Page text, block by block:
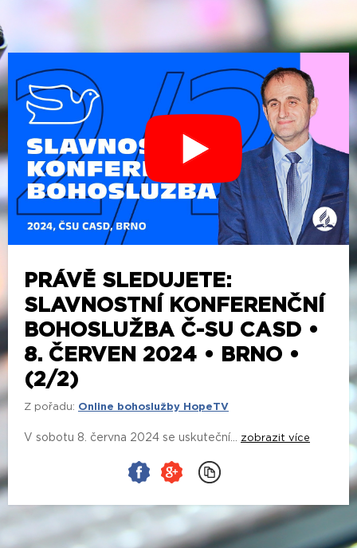
PRÁVĚ SLEDUJETE:
SLAVNOSTNÍ KONFERENČNÍ
BOHOSLUŽBA Č-SU CASD •
8. ČERVEN 2024 • BRNO •
(2/2)
Z pořadu: Online bohoslužby HopeTV
V sobotu 8. června 2024 se uskuteční... zobrazit více